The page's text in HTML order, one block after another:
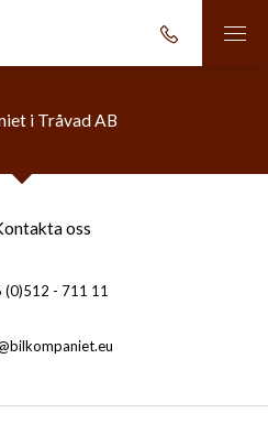
i Tråvad AB
oss
(0)512 - 711 11